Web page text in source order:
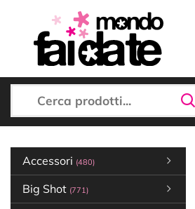
Accessori (480)
Big Shot (771)